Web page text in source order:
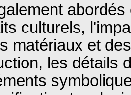
culturels,
matériaux et
les détails